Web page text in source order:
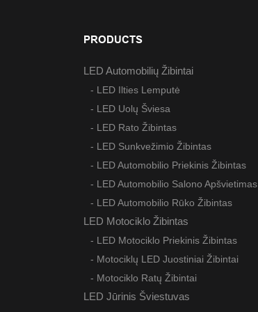
PRODUCTS
LED Automobilių Žibintai
- LED Ilties Lemputė
- LED Uolų Šviesa
- LED Rato Žibintas
- LED Sunkvežimio Žibintas
- LED Automobilio Priekinis Žibintas
- LED Automobilio Salono Apšvietimas
- LED Automobilio Rūko Žibintas
LED Motociklo Žibintas
- LED Motociklo Priekinis Žibintas
- Motociklų LED Juostiniai Žibintai
- Motociklo Ratų Žibintai
LED Jūrinis Šviestuvas